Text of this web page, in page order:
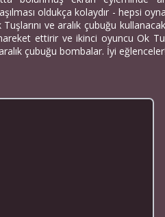
oldukça kolaydır - hepsi
ve aralık çubuğu
ettirir ve ikinci oyuncu Ok
çubuğu bombalar. İyi